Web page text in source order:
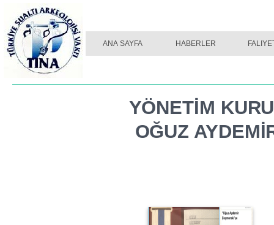
ANA SAYFA HABERLER
YÖNETİM
OĞUZ